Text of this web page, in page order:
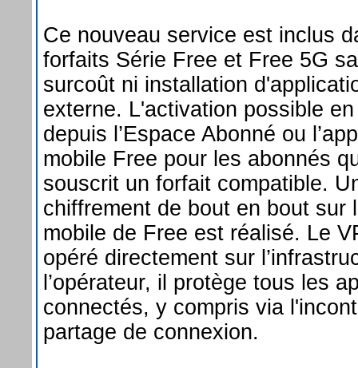
Ce nouveau service est inclus
forfaits Série Free et Free 5G
surcoût ni installation
externe. L'activation possible
depuis l’Espace Abonné ou
mobile Free pour les abonnés
souscrit un forfait compatible.
chiffrement de bout en bout sur
mobile de Free est réalisé. Le
opéré directement sur
l’opérateur, il protège tous les
connectés, y compris via
partage de connexion.